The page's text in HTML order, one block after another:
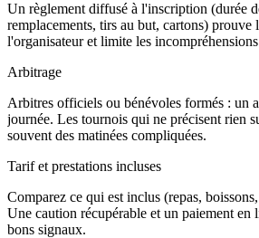
Un règlement diffusé à l'inscription (durée
remplacements, tirs au but, cartons) prouve
l'organisateur et limite les
Arbitrage
Arbitres officiels ou bénévoles formés : un
journée. Les tournois qui ne précisent rien
souvent des matinées compliquées.
Tarif et prestations incluses
Comparez ce qui est inclus (repas,
Une caution récupérable et un paiement en
bons signaux.